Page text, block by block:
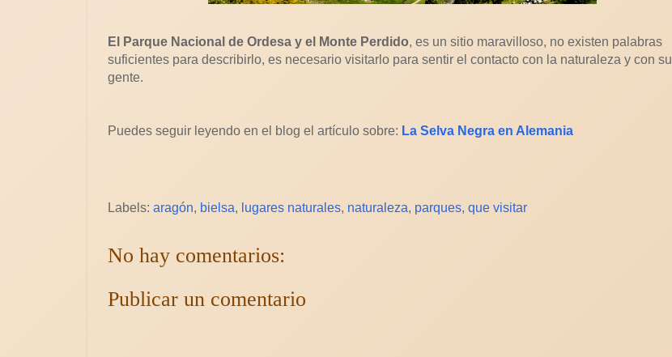
El Parque Nacional de Ordesa y el Monte Perdido, es un sitio maravilloso, no existen palabras
suficientes para describirlo, es necesario visitarlo para sentir el contacto con la naturaleza y con su
gente.
Puedes seguir leyendo en el blog el artículo sobre: La Selva Negra en Alemania
Labels: aragón, bielsa, lugares naturales, naturaleza, parques, que visitar
No hay comentarios:
Publicar un comentario